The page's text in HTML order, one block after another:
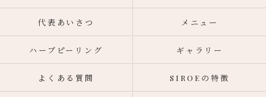
代表あいさつ メニュー
ハーブピーリング ギャラリー
よくある質問 SIROEの特徴